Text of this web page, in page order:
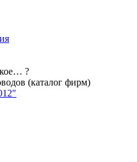
?
(каталог фирм)